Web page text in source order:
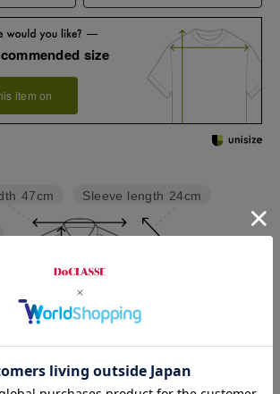
size
item on
Sleeve length 24cm
47cm